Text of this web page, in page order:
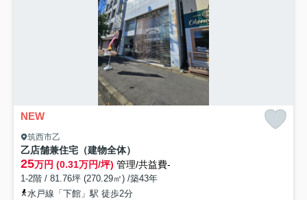
NEW
筑西市乙
乙店舗兼住宅（建物全体）
25万円 (0.31万円/坪) 管理/共益費-
1-2階 / 81.76坪 (270.29㎡) /築43年
水戸線「下館」駅 徒歩2分